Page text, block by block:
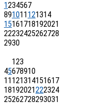
1234567
891011 121314
15161718192021
22232425262728
2930
123
45678910
11 121314151617
18192021222324
25262728293031